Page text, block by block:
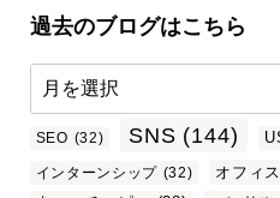
過去のブログはこちら
SEO (32) SNS (144)
インターンシップ (32) オフィ